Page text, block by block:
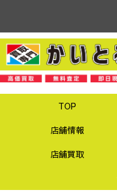
TOP
店舗情報
店舗買取